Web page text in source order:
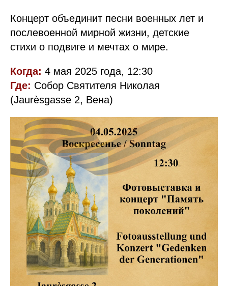
Концерт объединит песни военных лет и
послевоенной мирной жизни, детские
стихи о подвиге и мечтах о мире.
Когда: 4 мая 2025 года, 12:30
Где: Собор Святителя Николая
(Jaurèsgasse 2, Вена)